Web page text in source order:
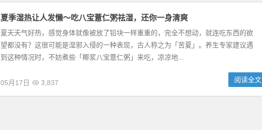
夏季湿热让人发懒〜吃八宝薏仁粥祛湿，还你一身清爽
夏天天气好热，感觉身体就像被放了铅块一样重重的，完全不想动，就连吃东西的欲
望都没有？这很可能是湿邪入侵的一种表现，古人称之为「苦夏」。养生专家建议遇
到这种情况时，不妨煮些「椰浆八宝薏仁粥」来吃，凉凉地...
05月17日 3,837 阅读全文